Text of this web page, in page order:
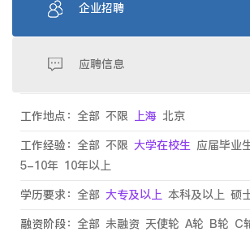
企业招聘
应聘信息
工作地点： 全部 不限 上海 北京
工作经验： 全部 不限 大学在校生 应届毕业
5-10年 10年以上
学历要求： 全部 大专及以上 本科及以上 硕
融资阶段： 全部 未融资 天使轮 A轮 B轮 C